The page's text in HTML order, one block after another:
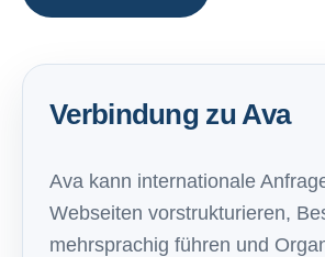
Verbindung zu Ava
Ava kann internationale
Webseiten vorstrukturieren,
mehrsprachig führen und